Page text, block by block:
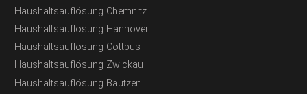
Haushaltsauflösung Chemnitz
Haushaltsauflösung Hannover
Haushaltsauflösung Cottbus
Haushaltsauflösung Zwickau
Haushaltsauflösung Bautzen